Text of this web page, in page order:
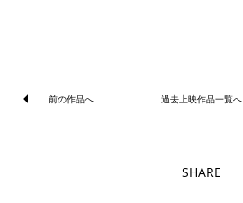
前の作品へ 過去上映作品一覧へ
SHARE